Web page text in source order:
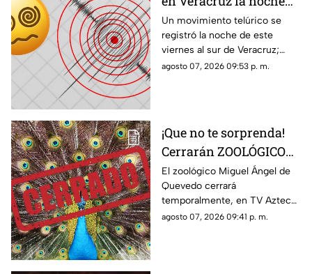
de HOY viernes 7 de
agosto del 2026; ¿cuál
fue la magnitud y
epicentro?
Un movimiento telúrico se
registró la noche de este
viernes al sur de Veracruz;
habitantes de la zona pudieron
agosto 07, 2026 09:53 p. m.
¡Que no te sorprenda!
Cerrarán ZOOLÓGICO
en Veracruz; ¿será
definitivo?
El zoológico Miguel Ángel de
Quevedo cerrará
temporalmente, en TV Azteca
Veracruz te contamos los
agosto 07, 2026 09:41 p. m.